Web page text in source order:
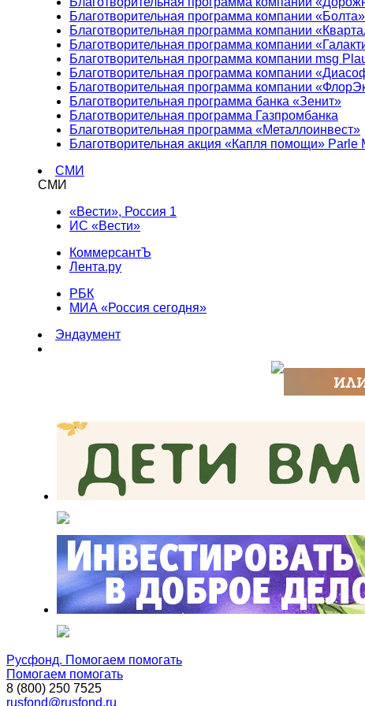
Благотворительная программа компании «Болта»
Благотворительная программа компании
Благотворительная программа компании
Благотворительная программа компании msg
Благотворительная программа компании
Благотворительная программа компании
Благотворительная программа банка «Зенит»
Благотворительная программа Газпромбанка
Благотворительная программа «Металлоинвест»
Благотворительная акция «Капля помощи» Parle
СМИ
СМИ
«Вести», Россия 1
ИС «Вести»
КоммерсантЪ
Лента.ру
РБК
МИА «Россия сегодня»
Эндаумент
Русфонд. Помогаем помогать
Помогаем помогать
8 (800) 250 7525
rusfond@rusfond.ru